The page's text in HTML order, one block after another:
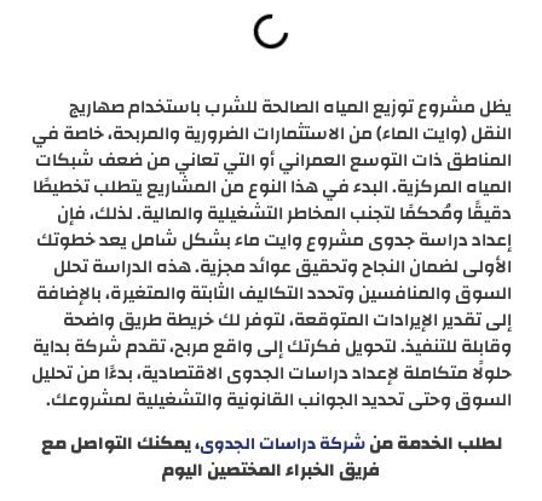
يظل مشروع توزيع المياه الصالحة للشرب باستخدام صهاريج
النقل (وايت الماء) من الاستثمارات الضرورية والمربحة، خاصة في
المناطق ذات التوسع العمراني أو التي تعاني من ضعف شبكات
المياه المركزية. البدء في هذا النوع من المشاريع يتطلب تخطيطًا
دقيقًا ومُحكمًا لتجنب المخاطر التشغيلية والمالية. لذلك، فإن
إعداد دراسة جدوى مشروع وايت ماء بشكل شامل يعد خطوتك
الأولى لضمان النجاح وتحقيق عوائد مجزية. هذه الدراسة تحلل
السوق والمنافسين وتحدد التكاليف الثابتة والمتغيرة، بالإضافة
إلى تقدير الإيرادات المتوقعة، لتوفر لك خريطة طريق واضحة
وقابلة للتنفيذ. لتحويل فكرتك إلى واقع مربح، تقدم شركة بداية
حلولًا متكاملة لإعداد دراسات الجدوى الاقتصادية، بدءًا من تحليل
السوق وحتى تحديد الجوانب القانونية والتشغيلية لمشروعك.
لطلب الخدمة منشركة دراسات الجدوى، يمكنك التواصل مع
فريق الخبراء المختصين اليوم